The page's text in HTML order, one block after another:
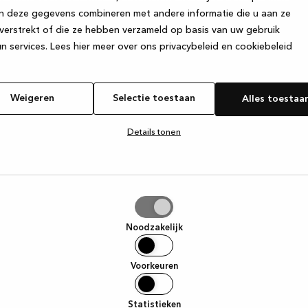
deze gegevens combineren met andere informatie die u aan ze
of die ze hebben verzameld op basis van uw gebruik
services. Lees hier meer over ons privacybeleid en cookiebeleid
Weigeren Selectie toestaan Alles
Details tonen
Noodzakelijk
Voorkeuren
Statistieken
has occurred while loadingwww.kvik.nl (see the